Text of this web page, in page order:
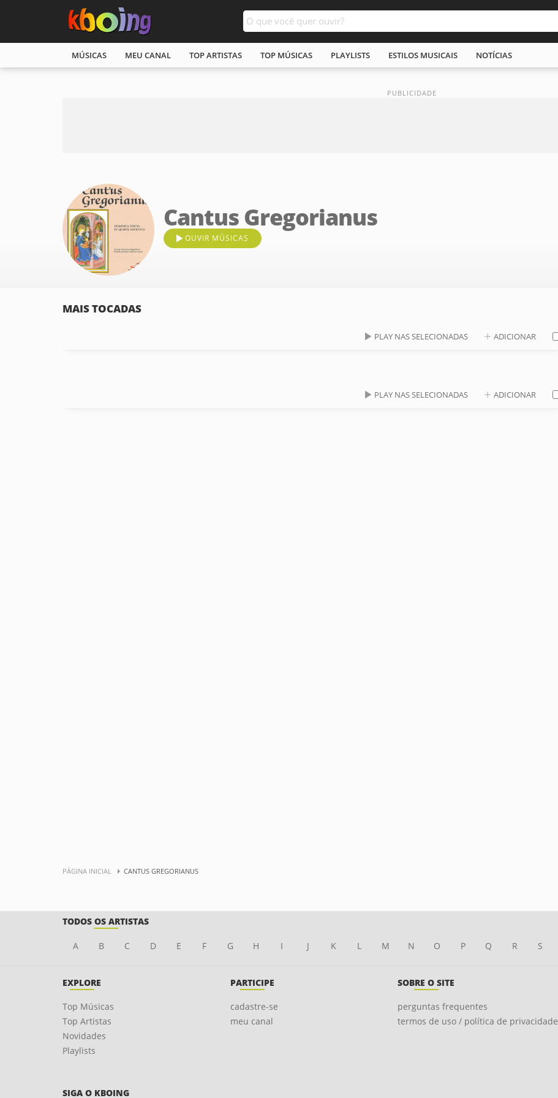
MÚSICAS MEU CANAL TOP ARTISTAS TOP MÚSICAS PLAYLISTS ESTILOS MUSICAIS NOTÍCIAS
Cantus Gregorianus
OUVIR MÚSICAS
MAIS TOCADAS
PLAY NAS SELECIONADAS ADICIONAR
PLAY NAS SELECIONADAS ADICIONAR
PÁGINA INICIAL CANTUS GREGORIANUS
TODOS OS ARTISTAS
A B C D E F G H I J K L M N O P Q R S
EXPLORE
Top Músicas
Top Artistas
Novidades
Playlists
PARTICIPE
cadastre-se
meu canal
SOBRE O SITE
perguntas frequentes
termos de uso / política de privacidade
SIGA O KBOING